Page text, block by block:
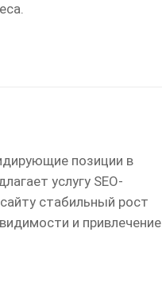
позиции в
услугу SEO-
стабильный рост
и привлечение